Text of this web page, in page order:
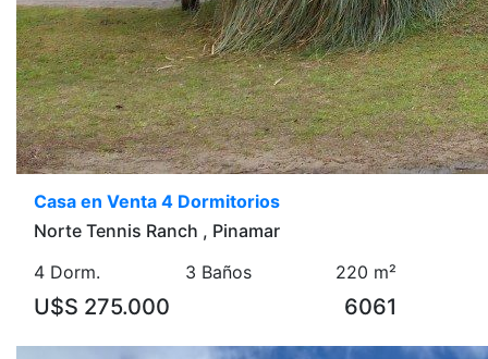
Casa en Venta 4 Dormitorios
Norte Tennis Ranch , Pinamar
4 Dorm.
3 Baños 220 m²
U$S 275.000 6061